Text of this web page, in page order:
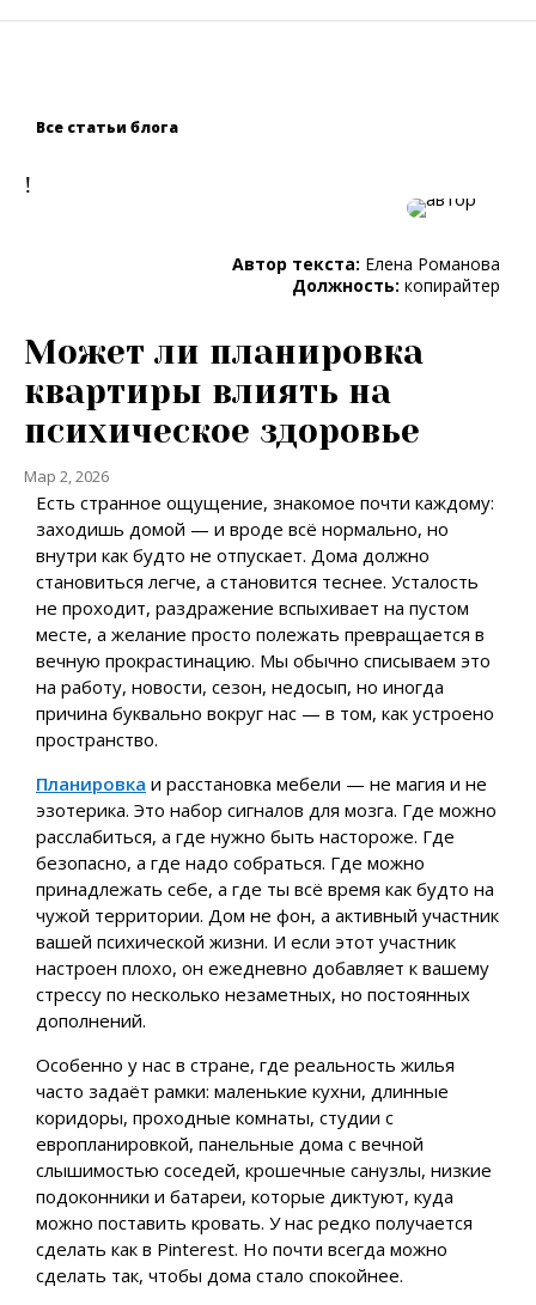
Все статьи блога
!
Автор текста: Елена Романова
Должность: копирайтер
Может ли планировка
квартиры влиять на
психическое здоровье
Мар 2, 2026
Есть странное ощущение, знакомое почти каждому:
заходишь домой — и вроде всё нормально, но
внутри как будто не отпускает. Дома должно
становиться легче, а становится теснее. Усталость
не проходит, раздражение вспыхивает на пустом
месте, а желание просто полежать превращается в
вечную прокрастинацию. Мы обычно списываем это
на работу, новости, сезон, недосып, но иногда
причина буквально вокруг нас — в том, как устроено
пространство.
Планировка и расстановка мебели — не магия и не
эзотерика. Это набор сигналов для мозга. Где можно
расслабиться, а где нужно быть настороже. Где
безопасно, а где надо собраться. Где можно
принадлежать себе, а где ты всё время как будто на
чужой территории. Дом не фон, а активный участник
вашей психической жизни. И если этот участник
настроен плохо, он ежедневно добавляет к вашему
стрессу по несколько незаметных, но постоянных
дополнений.
Особенно у нас в стране, где реальность жилья
часто задаёт рамки: маленькие кухни, длинные
коридоры, проходные комнаты, студии с
европланировкой, панельные дома с вечной
слышимостью соседей, крошечные санузлы, низкие
подоконники и батареи, которые диктуют, куда
можно поставить кровать. У нас редко получается
сделать как в Pinterest. Но почти всегда можно
сделать так, чтобы дома стало спокойнее.